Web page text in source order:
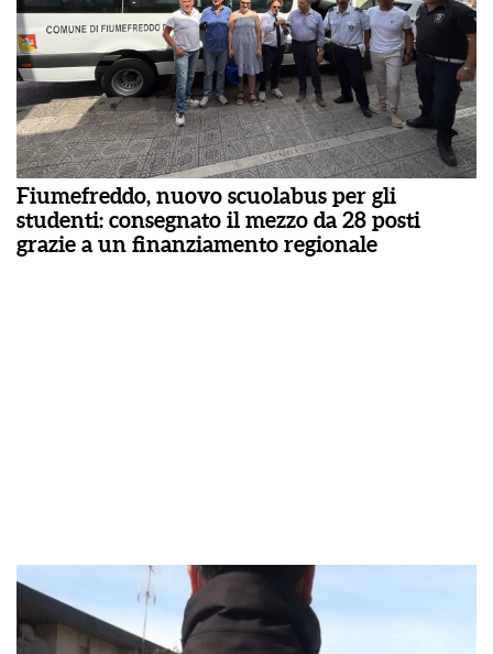
Fiumefreddo, nuovo scuolabus per gli
studenti: consegnato il mezzo da 28 posti
grazie a un finanziamento regionale